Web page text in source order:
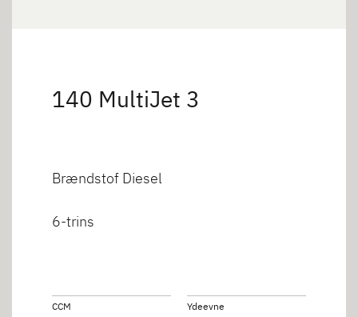
140 MultiJet 3
Brændstof Diesel
6-trins
CCM Ydeevne